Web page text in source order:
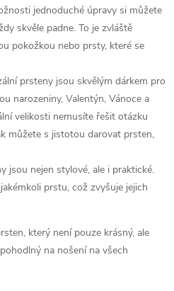
jednoduché úpravy si můžete
skvěle padne. To je zvláště
pokožkou nebo prsty, které se
prsteny jsou skvělým dárkem pro
narozeniny, Valentýn, Vánoce a
velikosti nemusíte řešit otázku
můžete s jistotou darovat prsten,
jsou nejen stylové, ale i praktické.
prstu, což zvyšuje jejich
který není pouze krásný, ale
na nošení na všech